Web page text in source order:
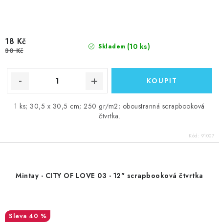
Skladem (10 ks)
18 Kč
30 Kč
1 ks; 30,5 x 30,5 cm; 250 gr/m2; oboustranná scrapbooková
čtvrtka.
Kód: 91007
Mintay - CITY OF LOVE 03 - 12" scrapbooková čtvrtka
40 %